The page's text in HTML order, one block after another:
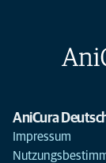
AniCura
Impressum